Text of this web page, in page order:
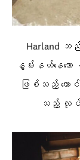
Harland
နွမ်းနယ်နေသော
ဖြစ်သည့် တော
သည့် လုပ်